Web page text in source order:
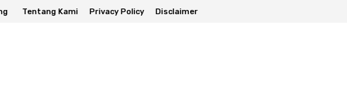
Tentang Kami Privacy Policy Disclaimer